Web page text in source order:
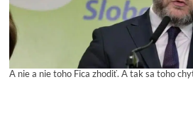
A nie a nie toho Fica zhodiť. A tak sa toho